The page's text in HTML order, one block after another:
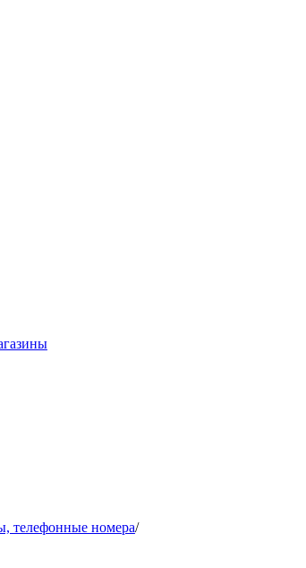
телефонные номера/